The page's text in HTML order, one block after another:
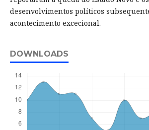
desenvolvimentos políticos
acontecimento excecional.
DOWNLOADS